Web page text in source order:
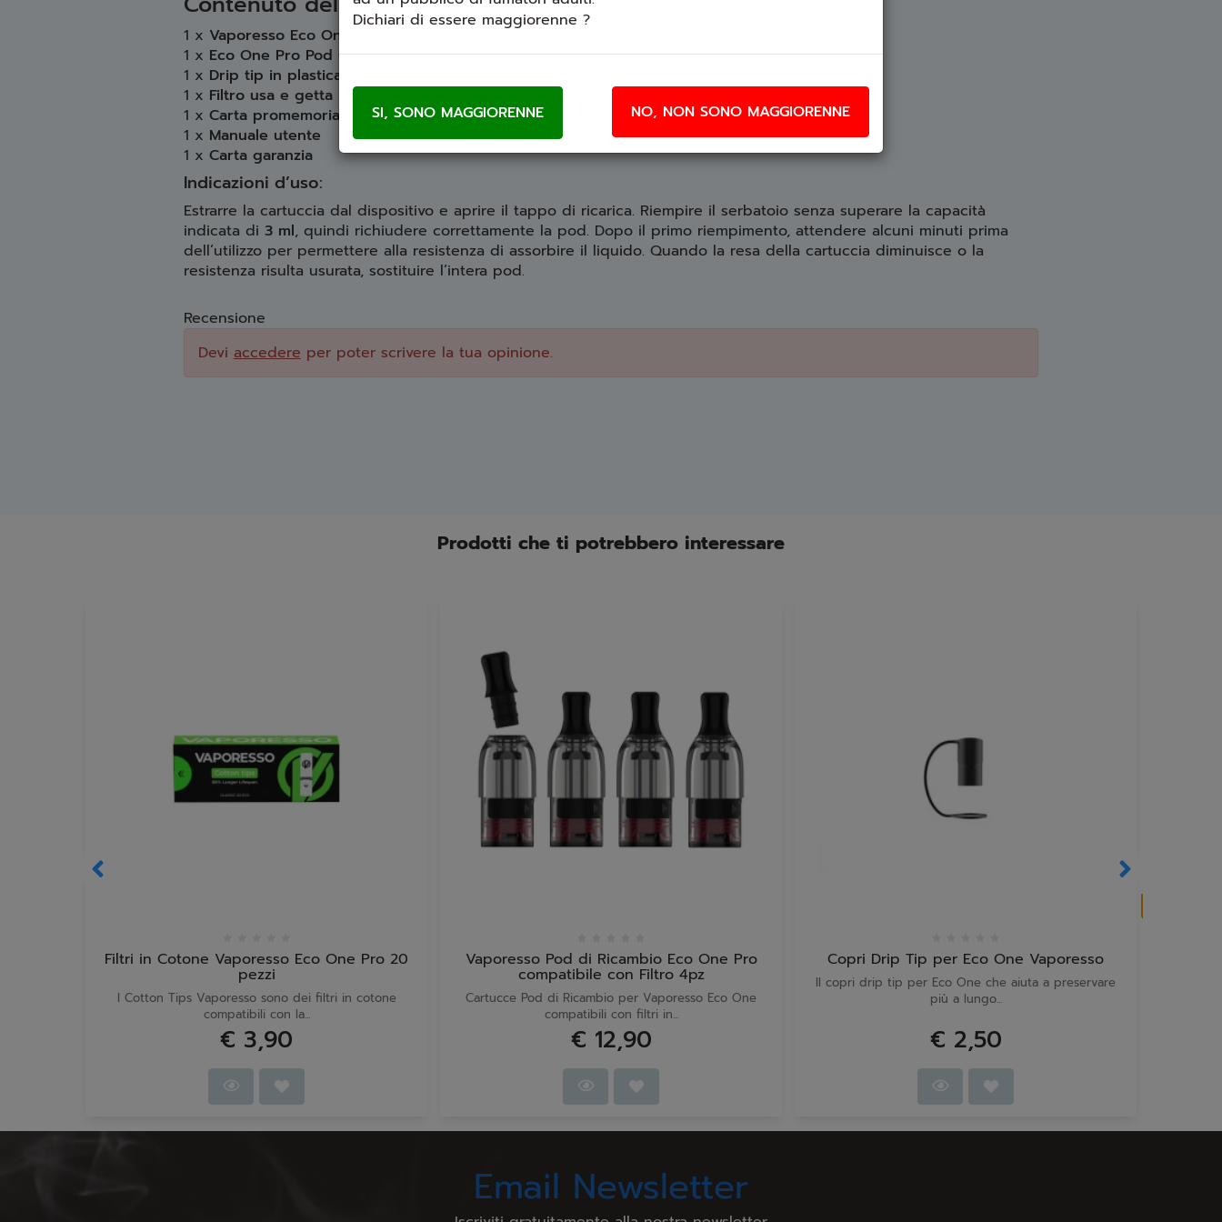
1 x Vaporesso Eco One Pro batteria 1400 mAh
1 x Eco One Pro Pod 0.8 Ω da 3 ml
1 x Drip tip in plastica
1 x Filtro usa e getta / filtro in cotone
1 x Carta promemoria
1 x Manuale utente
1 x Carta garanzia
Indicazioni d’uso:
Estrarre la cartuccia dal dispositivo e aprire il tappo di ricarica. Riempire il serbatoio senza superare la capacità
indicata di 3 ml, quindi richiudere correttamente la pod. Dopo il primo riempimento, attendere alcuni minuti prima
dell’utilizzo per permettere alla resistenza di assorbire il liquido. Quando la resa della cartuccia diminuisce o la
resistenza risulta usurata, sostituire l’intera pod.
Recensione
Devi accedere per poter scrivere la tua opinione.
Prodotti che ti potrebbero interessare
Filtri in Cotone Vaporesso Eco One Pro 20
pezzi
I Cotton Tips Vaporesso sono dei filtri in cotone
compatibili con la...
€ 3,90
Vaporesso Pod di Ricambio Eco One Pro
compatibile con Filtro 4pz
Cartucce Pod di Ricambio per Vaporesso Eco One
compatibili con filtri in...
€ 12,90
Copri Drip Tip per Eco One Vaporesso
Il copri drip tip per Eco One che aiuta a preservare
più a lungo...
€ 2,50
Email Newsletter
Dichiari di essere maggiorenne ?
NO, NON SONO MAGGIORENNE